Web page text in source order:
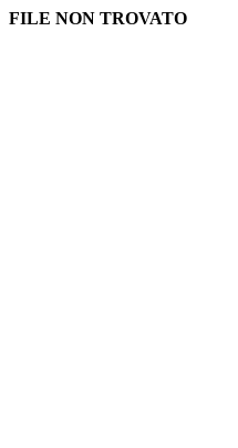
FILE NON TROVATO